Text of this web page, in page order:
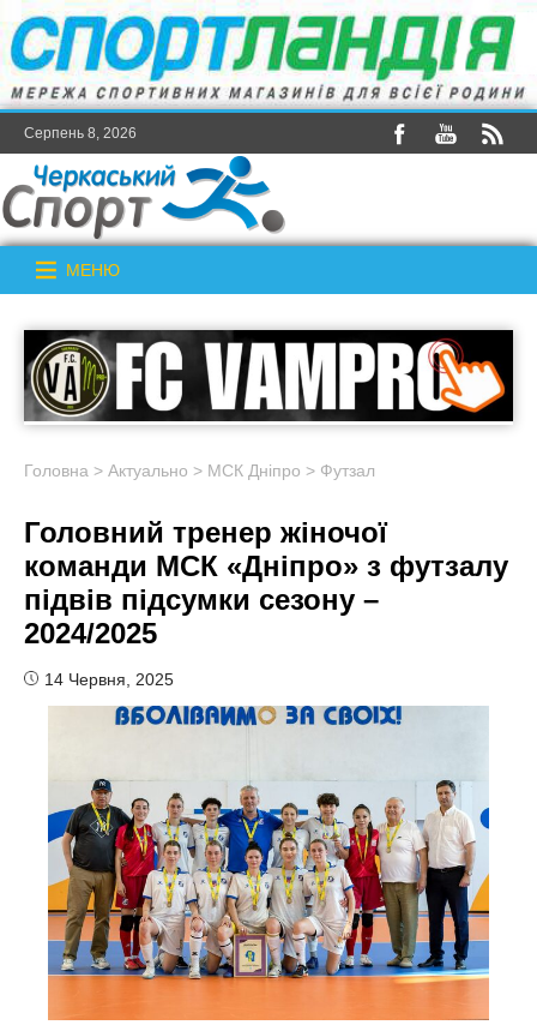
Серпень 8, 2026
МЕНЮ
Головна > Актуально > МСК Дніпро > Футзал
Головний тренер жіночої
команди МСК «Дніпро» з футзалу
підвів підсумки сезону –
2024/2025
14 Червня, 2025